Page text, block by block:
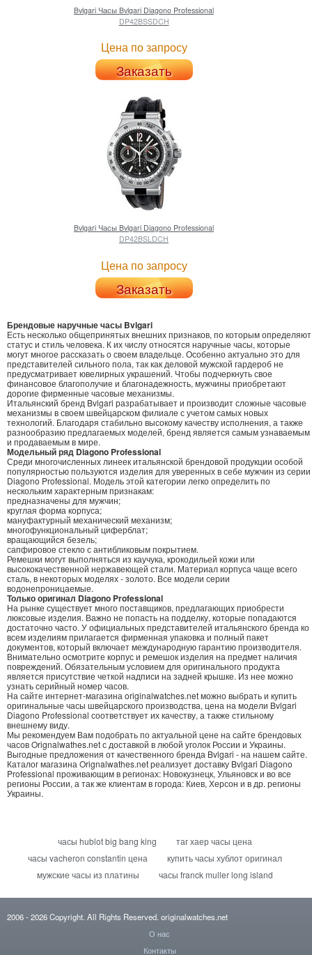
Bvlgari Часы Bvlgari Diagono Professional
DP42BSSDCH
Цена по запросу
Заказать
Bvlgari Часы Bvlgari Diagono Professional
DP42BSLDCH
Цена по запросу
Заказать
Брендовые наручные часы Bvlgari
Есть несколько общепринятых внешних признаков, по которым определяют
статус и стиль человека. К их числу относятся наручные часы, которые
могут многое рассказать о своем владельце. Особенно актуально это для
представителей сильного пола, так как деловой мужской гардероб не
предусматривает ювелирных украшений. Чтобы подчеркнуть свое
финансовое благополучие и благонадежность, мужчины приобретают
дорогие фирменные часовые механизмы.
Итальянский бренд Bvlgari разрабатывает и производит сложные часовые
механизмы в своем швейцарском филиале с учетом самых новых
технологий. Благодаря стабильно высокому качеству исполнения, а также
разнообразию предлагаемых моделей, бренд является самым узнаваемым
и продаваемым в мире.
Модельный ряд Diagono Professional
Среди многочисленных линеек итальянской брендовой продукции особой
популярностью пользуются изделия для уверенных в себе мужчин из серии
Diagono Professional. Модель этой категории легко определить по
нескольким характерным признакам:
предназначены для мужчин;
круглая форма корпуса;
мануфактурный механический механизм;
многофункциональный циферблат;
вращающийся безель;
сапфировое стекло с антибликовым покрытием.
Ремешки могут выполняться из каучука, крокодильей кожи или
высококачественной нержавеющей стали. Материал корпуса чаще всего
сталь, в некоторых моделях - золото. Все модели серии
водонепроницаемые.
Только оригинал Diagono Professional
На рынке существует много поставщиков, предлагающих приобрести
люксовые изделия. Важно не попасть на подделку, которые попадаются
достаточно часто. У официальных представителей итальянского бренда ко
всем изделиям прилагается фирменная упаковка и полный пакет
документов, который включает международную гарантию производителя.
Внимательно осмотрите корпус и ремешок изделия на предмет наличия
повреждений. Обязательным условием для оригинального продукта
является присутствие четкой надписи на задней крышке. Из нее можно
узнать серийный номер часов.
На сайте интернет-магазина originalwatches.net можно выбрать и купить
оригинальные часы швейцарского производства, цена на модели Bvlgari
Diagono Professional соответствует их качеству, а также стильному
внешнему виду.
Мы рекомендуем Вам подобрать по актуальной цене на сайте брендовых
часов Orignalwathes.net с доставкой в любой уголок России и Украины.
Выгодные предложения от качественного бренда Bvlgari - на нашем сайте.
Каталог магазина Orignalwathes.net реализует доставку Bvlgari Diagono
Professional проживающим в регионах: Новокузнецк, Ульяновск и во все
регионы России, а так же клиентам в города: Киев, Херсон и в др. регионы
Украины.
часы hublot big bang king
таг хаер часы цена
часы vacheron constantin цена
купить часы хублот оригинал
мужские часы из платины
часы franck muller long island
2006- 2026Copyright. All Rights Reserved. originalwatches.net
О нас
Контакты